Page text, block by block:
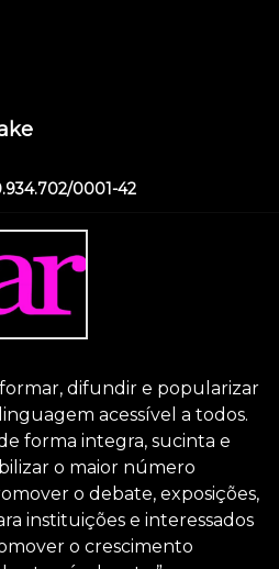
0001-42
difundir e popularizar
acessível a todos.
forma integra, sucinta e
o maior número
o debate, exposições,
instituições e interessados
o crescimento